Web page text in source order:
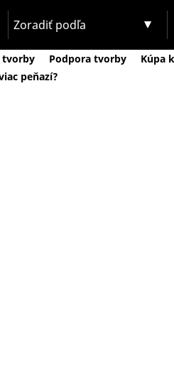
Zoradiť podľa
tvorby Podpora tvorby
Kúpa
peňazí?